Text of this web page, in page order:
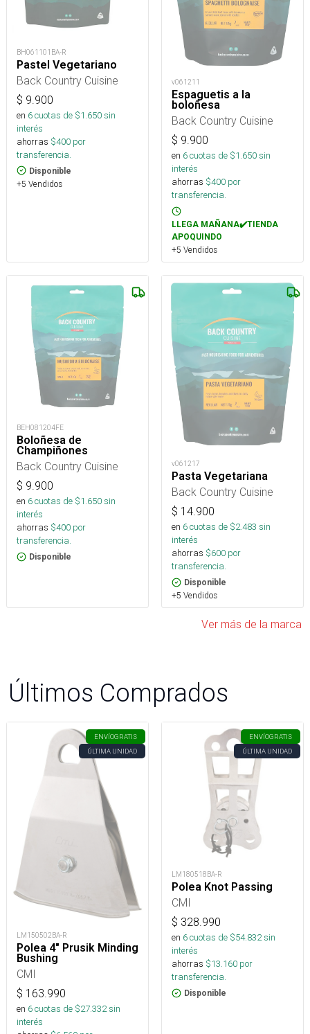
BH061101BA-R
Pastel Vegetariano
Back Country Cuisine
$ 9.900
en 6cuotas de $1.650sin
interés
ahorras $400 por
transferencia.
Disponible
+5 Vendidos
v061211
Espaguetis a la
boloñesa
Back Country Cuisine
$ 9.900
en 6cuotas de $1.650sin
interés
ahorras $400 por
transferencia.
LLEGA MAÑANA✔️TIENDA
APOQUINDO
+5 Vendidos
BEH081204FE
Boloñesa de
Champiñones
Back Country Cuisine
$ 9.900
en 6cuotas de $1.650sin
interés
ahorras $400 por
transferencia.
Disponible
v061217
Pasta Vegetariana
Back Country Cuisine
$ 14.900
en 6cuotas de $2.483 sin
interés
ahorras $600 por
transferencia.
Disponible
+5 Vendidos
Ver más de la marca
Últimos Comprados
ENVÍOGRATIS
ÚLTIMA UNIDAD
LM150502BA-R
Polea 4" Prusik Minding
Bushing
CMI
$ 163.990
en 6cuotas de $27.332sin
interés
ENVÍOGRATIS
ÚLTIMA UNIDAD
LM180518BA-R
Polea Knot Passing
CMI
$ 328.990
en 6cuotas de $54.832sin
interés
ahorras $13.160 por
transferencia.
Disponible